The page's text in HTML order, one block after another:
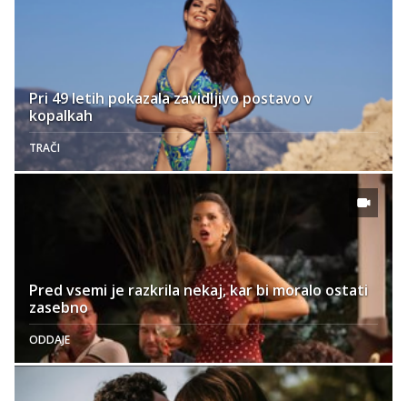
Pri 49 letih pokazala zavidljivo postavo v
kopalkah
TRAČI
Pred vsemi je razkrila nekaj, kar bi moralo ostati
zasebno
ODDAJE